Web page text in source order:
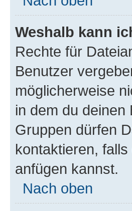
Weshalb kann
Rechte für
Benutzer
möglicherweise
in dem du
Gruppen dürfen
kontaktieren,
anfügen kannst.
Nach oben